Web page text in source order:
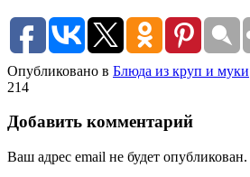
Опубликовано в Блюда из круп и муки
214
Добавить комментарий
Ваш адрес email не будет опубликован.